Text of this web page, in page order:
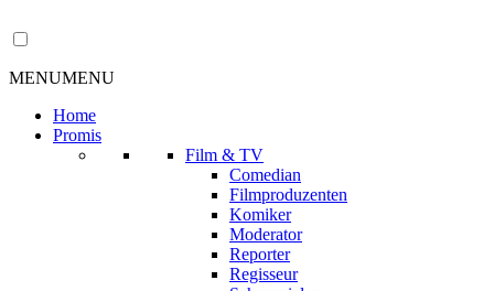
MENUMENU
Home
Promis
Film & TV
Comedian
Filmproduzenten
Komiker
Moderator
Reporter
Regisseur